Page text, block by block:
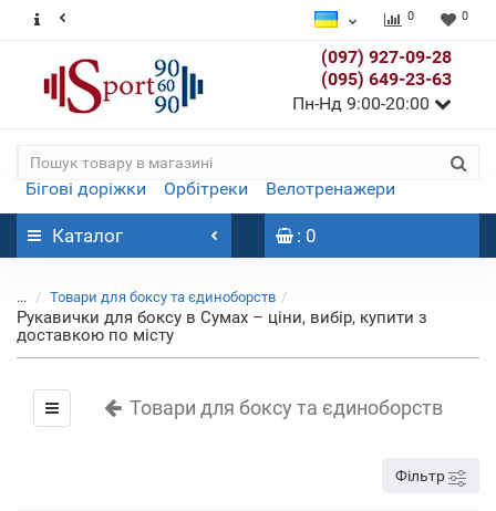
0 0
(097) 927-09-28
(095) 649-23-63
Пн-Нд 9:00-20:00
Бігові доріжки Орбітреки Велотренажери
Каталог : 0
... Товари для боксу та єдиноборств
Рукавички для боксу в Сумах – ціни, вибір, купити з
доставкою по місту
Товари для боксу та єдиноборств
Фільтр